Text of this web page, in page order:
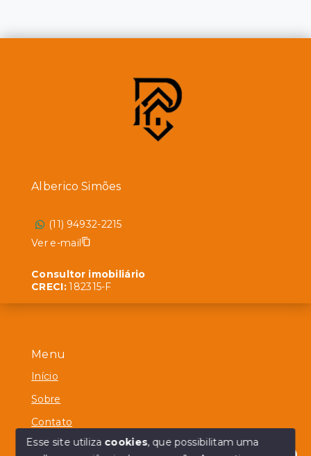
Menu
Início
Sobre
Contato
Alberico Simões
(11) 94932-2215
Ver e-mail
Consultor imobiliário
CRECI:182315-F
Esse site utiliza cookies, que possibilitam uma